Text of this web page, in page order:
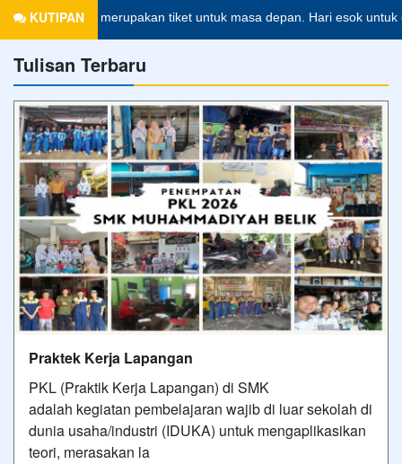
KUTIPAN
merupakan tiket untuk masa depan. Hari esok untuk orang-
Tulisan Terbaru
Praktek Kerja Lapangan
PKL (Praktik Kerja Lapangan) di SMK
adalah kegiatan pembelajaran wajib di luar sekolah di
dunia usaha/industri (IDUKA) untuk mengaplikasikan
teori, merasakan la